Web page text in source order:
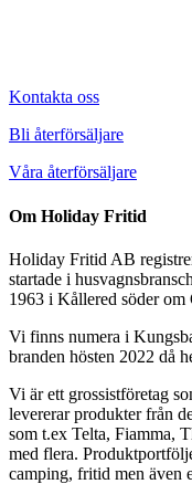
Kontakta oss
Bli återförsäljare
Våra återförsäljare
Om Holiday Fritid
Holiday Fritid AB
startade i
1963 i Kållered söder om
Vi finns numera i
branden hösten 2022 då
Vi är ett grossistföretag
levererar produkter från
som t.ex Telta, Fiamma,
med flera.
camping, fritid men även